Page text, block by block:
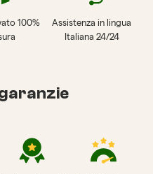
100%
Assistenza in lingua
Italiana 24/24